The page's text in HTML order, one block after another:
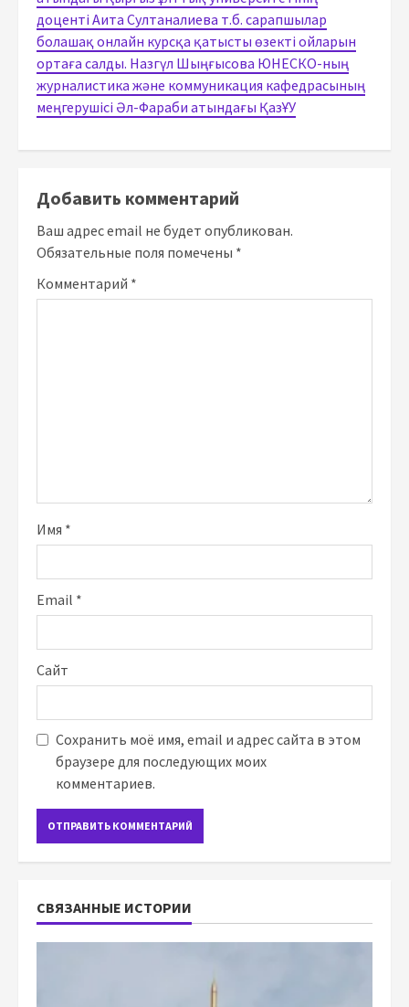
доценті Аита Султаналиева т.б. сарапшылар
болашақ онлайн курсқа қатысты өзекті ойларын
ортаға салды. Назгүл Шыңғысова ЮНЕСКО-ның
журналистика және коммуникация кафедрасының
меңгерушісі Әл-Фараби атындағы ҚазҰУ
Добавить комментарий
Ваш адрес email не будет опубликован.
Обязательные поля помечены *
Комментарий *
Имя *
Email *
Сайт
Сохранить моё имя, email и адрес сайта в этом
браузере для последующих моих
комментариев.
СВЯЗАННЫЕ ИСТОРИИ